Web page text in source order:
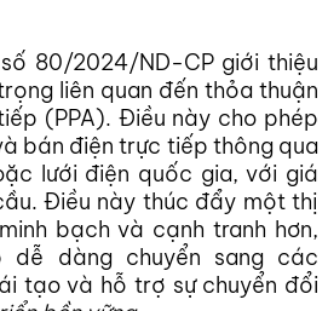
80/2024/ND-CP giới thiệu
liên quan đến thỏa thuận
(PPA). Điều này cho phép
bán điện trực tiếp thông qua
lưới điện quốc gia, với giá
Điều này thúc đẩy một thị
bạch và cạnh tranh hơn,
dễ dàng chuyển sang các
tạo và hỗ trợ sự chuyển đổi